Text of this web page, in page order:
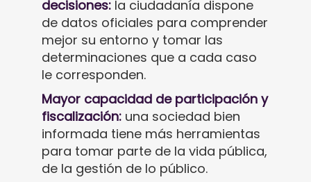
decisiones: la ciudadanía dispone
de datos oficiales para comprender
mejor su entorno y tomar las
determinaciones que a cada caso
le corresponden.
Mayor capacidad de participación y
fiscalización: una sociedad bien
informada tiene más herramientas
para tomar parte de la vida pública,
de la gestión de lo público.